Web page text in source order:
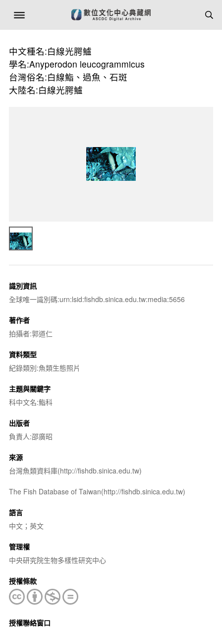
中文種名:白線光腭鱸
學名:Anyperodon leucogrammicus
台灣俗名:白線鮨、過魚、石斑
大陸名:白線光腭鱸
識別資訊
全球唯一識別碼:urn:lsid:fishdb.sinica.edu.tw:media:5656
著作者
拍攝者:郭道仁
資料類型
紀錄類別:魚類生態照片
主題與關鍵字
科中文名:鮨科
出版者
負責人:邵廣昭
來源
台灣魚類資料庫(http://fishdb.sinica.edu.tw)
The Fish Database of Taiwan(http://fishdb.sinica.edu.tw)
語言
中文；英文
管理權
中央研究院生物多樣性研究中心
授權條款
授權聯絡窗口